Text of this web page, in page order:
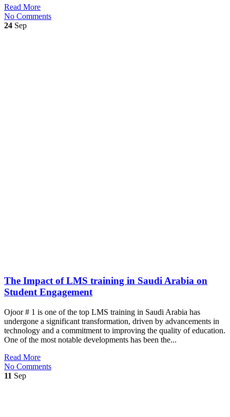
Read More
No Comments
24 Sep
The Impact of LMS training in Saudi Arabia on
Student Engagement
Ojoor # 1 is one of the top LMS training in Saudi Arabia has
undergone a significant transformation, driven by advancements in
technology and a commitment to improving the quality of education.
One of the most notable developments has been the...
Read More
No Comments
11 Sep